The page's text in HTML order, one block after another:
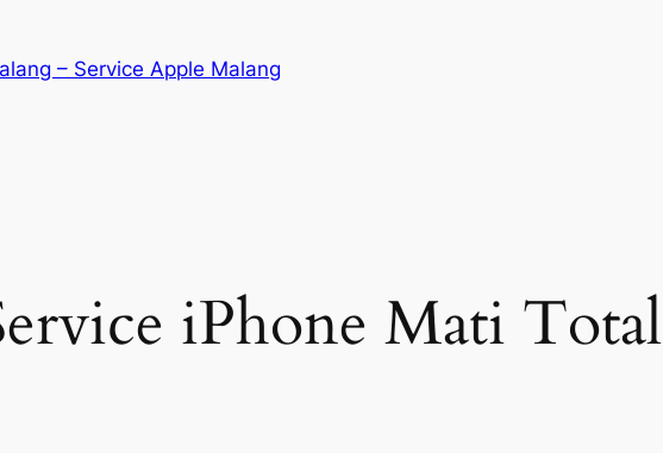
– Service Apple Malang
iPhone Mati Total